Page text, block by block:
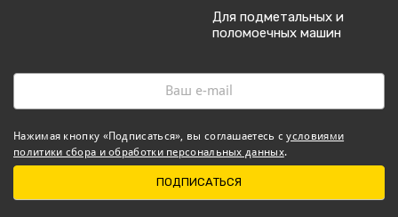
Для подметальных и
поломоечных машин
Нажимая кнопку «Подписаться», вы соглашаетесь сусловиями
политики сбора и обработки персональных данных.
ПОДПИСАТЬСЯ